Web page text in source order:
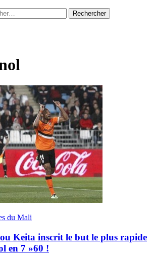
du Mali
Keita inscrit le but le plus rapide
en 7 »60 !